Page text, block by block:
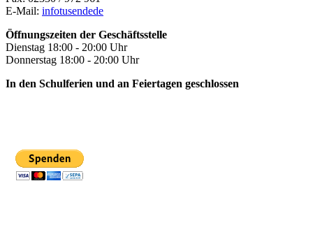
E-Mail: infotusendede
Öffnungszeiten der Geschäftsstelle
Dienstag 18:00 - 20:00 Uhr
Donnerstag 18:00 - 20:00 Uhr
In den Schulferien und an Feiertagen geschlossen